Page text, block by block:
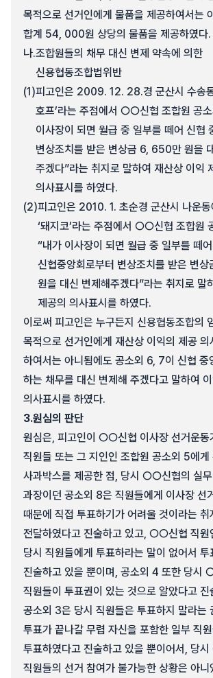
목적으로 선거인에게 물품을 제공하여서는
합계 54, 000원 상당의 물품을 제공하였다.
나.조합원들의 채무 대신 변제 약속에 의한
신용협동조합법위반
(1)피고인은 2009. 12. 28.경 군산시 수송동
호프’라는 주점에서 ○○신협 조합원 공
이사장이 되면 월급 중 일부를 떼어 신협
변상조치를 받은 변상금 6, 650만 원을
주겠다”라는 취지로 말하여 재산상 이익
의사표시를 하였다.
(2)피고인은 2010. 1. 초순경 군산시 나운동
‘돼지코’라는 주점에서 ○○신협 조합원
“내가 이사장이 되면 월급 중 일부를 떼어
신협중앙회로부터 변상조치를 받은 변
원을 대신 변제해주겠다”라는 취지로 말
제공의 의사표시를 하였다.
이로써 피고인은 누구든지 신용협동조합의
목적으로 선거인에게 재산상 이익의 제공 의
하여서는 아니됨에도 공소외 6, 7이 신협 중
하는 채무를 대신 변제해 주겠다고 말하여 이
의사표시를 하였다.
3.원심의 판단
원심은, 피고인이 ○○신협 이사장 선거운
직원들 또는 그 지인인 조합원 공소외 5에게
사과박스를 제공한 점, 당시 ○○신협의 실
과장이던 공소외 8은 직원들에게 이사장 선
때문에 직접 투표하기가 어려울 것이라는 취
전달하였다고 진술하고 있고, ○○신협 직원
당시 직원들에게 투표하라는 말이 없어서
진술하고 있을 뿐이며, 공소외 4 또한 당시
직원들이 투표권이 있는 것으로 알았다고 진
공소외 3은 당시 직원들은 투표하지 말라는
투표가 끝나갈 무렵 자신을 포함한 일부 직원
투표하였다고 진술하고 있을 뿐이어서, 당
직원들의 선거 참여가 불가능한 상황은 아니